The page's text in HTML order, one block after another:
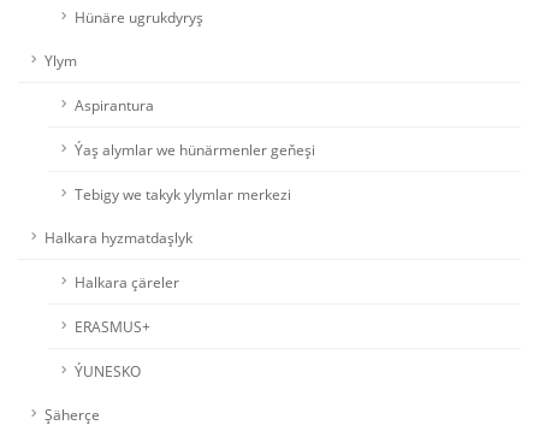
Hünäre ugrukdyryş
Ylym
Aspirantura
Ýaş alymlar we hünärmenler geňeşi
Tebigy we takyk ylymlar merkezi
Halkara hyzmatdaşlyk
Halkara çäreler
ERASMUS+
ÝUNESKO
Şäherçe